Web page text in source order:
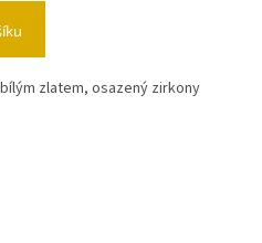
zlatem, osazený zirkony